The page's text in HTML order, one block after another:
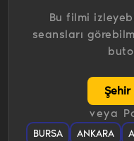
Bu filmi
seansları
veya
BURSA ANKARA